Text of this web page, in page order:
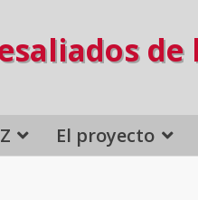
de
El proyecto